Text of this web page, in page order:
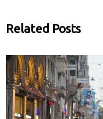
Related Posts